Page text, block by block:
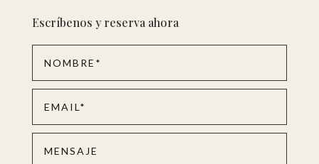
Escríbenos y reserva ahora